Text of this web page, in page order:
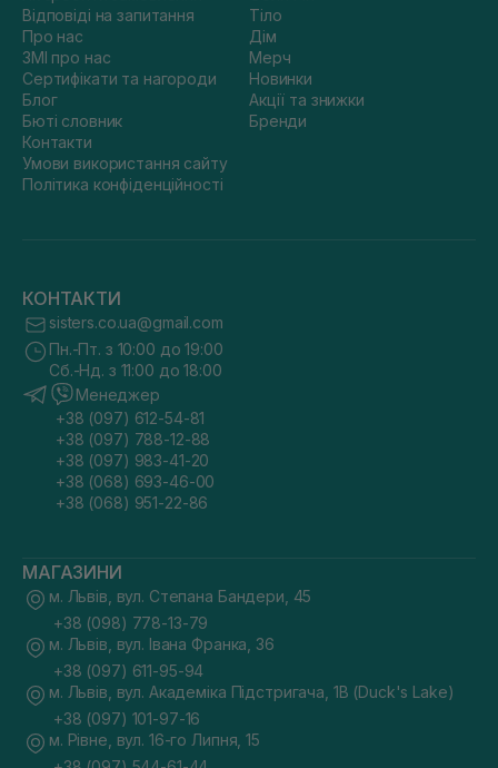
Відповіді на запитання
Про нас
ЗМІ про нас
Сертифікати та нагороди
Блог
Бюті словник
Контакти
Умови використання сайту
Політика конфіденційності
Тіло
Дім
Мерч
Новинки
Акції та знижки
Бренди
КОНТАКТИ
sisters.co.ua@gmail.com
Пн.-Пт. з 10:00 до 19:00
Сб.-Нд. з 11:00 до 18:00
Менеджер
+38 (097) 612-54-81
+38 (097) 788-12-88
+38 (097) 983-41-20
+38 (068) 693-46-00
+38 (068) 951-22-86
МАГАЗИНИ
м. Львів, вул. Степана Бандери, 45
+38 (098) 778-13-79
м. Львів, вул. Івана Франка, 36
+38 (097) 611-95-94
м. Львів, вул. Академіка Підстригача, 1В (Duck's Lake)
+38 (097) 101-97-16
м. Рівне, вул. 16-го Липня, 15